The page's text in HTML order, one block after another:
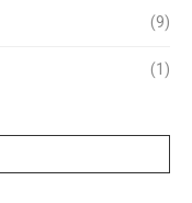
(9)
(1)